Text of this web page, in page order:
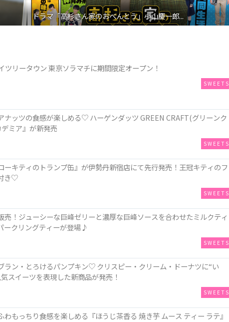
ドラマ「高杉さん家のおべんとう」小山慶一郎...
ツリータウン 東京ソラマチに期間限定オープン！
SWEETS
ナッツの食感が楽しめる♡ ハーゲンダッツ GREEN CRAFT(グリーンク
ミア』が新発売
SWEETS
キティのトランプ缶』が伊勢丹新宿店にて先行発売！王冠キティのフ
き♡
SWEETS
！ジューシーな巨峰ゼリーと濃厚な巨峰ソースを合わせたミルクティ
ークリングティーが登場♪
SWEETS
ラン・とろけるパンプキン♡ クリスピー・クリーム・ドーナツに“い
スイーツを表現した新商品が発売！
SWEETS
もっちり食感を楽しめる『ほうじ茶香る 焼き芋 ムース ティー ラテ』